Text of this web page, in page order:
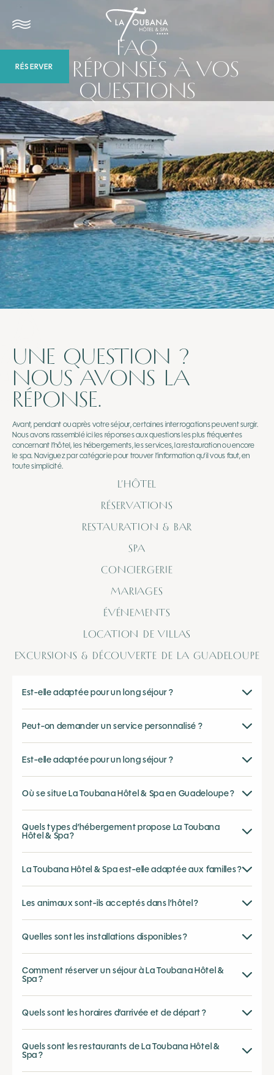
RÉSERVER
FAQ
LES RÉPONSES À VOS
QUESTIONS
UNE QUESTION ?
NOUS AVONS LA
RÉPONSE.
Avant, pendant ou après votre séjour, certaines interrogations peuvent surgir.
Nous avons rassemblé ici les réponses aux questions les plus fréquentes
concernant l’hôtel, les hébergements, les services, la restauration ou encore
le spa. Naviguez par catégorie pour trouver l’information qu’il vous faut, en
toute simplicité.
L’HÔTEL
RÉSERVATIONS
RESTAURATION & BAR
SPA
CONCIERGERIE
MARIAGES
ÉVÉNEMENTS
LOCATION DE VILLAS
EXCURSIONS & DÉCOUVERTE DE LA GUADELOUPE
Est-elle adaptée pour un long séjour ?
Peut-on demander un service personnalisé ?
Est-elle adaptée pour un long séjour ?
Où se situe La Toubana Hôtel & Spa en Guadeloupe ?
Quels types d’hébergement propose La Toubana
Hôtel & Spa ?
La Toubana Hôtel & Spa est-elle adaptée aux familles ?
Les animaux sont-ils acceptés dans l’hôtel ?
Quelles sont les installations disponibles ?
Comment réserver un séjour à La Toubana Hôtel &
Spa ?
Quels sont les horaires d’arrivée et de départ ?
Quels sont les restaurants de La Toubana Hôtel &
Spa ?